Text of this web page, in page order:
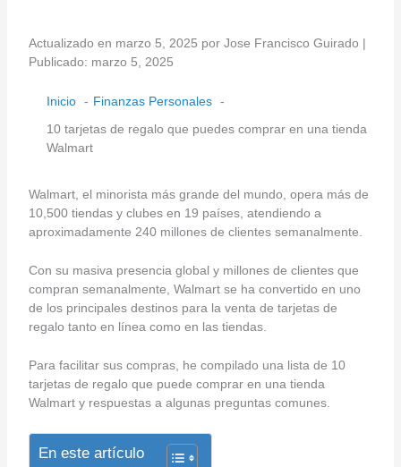
Actualizado en marzo 5, 2025 por Jose Francisco Guirado |
Publicado: marzo 5, 2025
Inicio
Finanzas Personales
10 tarjetas de regalo que puedes comprar en una tienda
Walmart
Walmart, el minorista más grande del mundo, opera más de
10,500 tiendas y clubes en 19 países, atendiendo a
aproximadamente 240 millones de clientes semanalmente.
Con su masiva presencia global y millones de clientes que
compran semanalmente, Walmart se ha convertido en uno
de los principales destinos para la venta de tarjetas de
regalo tanto en línea como en las tiendas.
Para facilitar sus compras, he compilado una lista de 10
tarjetas de regalo que puede comprar en una tienda
Walmart y respuestas a algunas preguntas comunes.
En este artículo